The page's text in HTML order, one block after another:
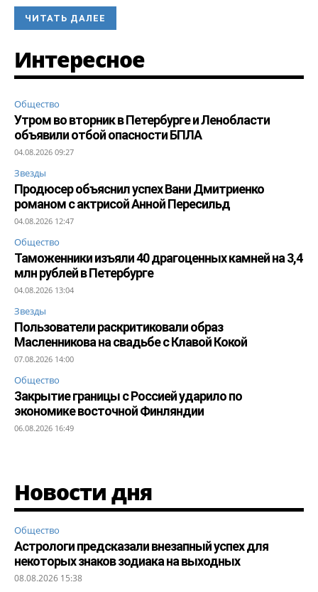
ЧИТАТЬ ДАЛЕЕ
Интересное
Общество
Утром во вторник в Петербурге и Ленобласти
объявили отбой опасности БПЛА
04.08.2026 09:27
Звезды
Продюсер объяснил успех Вани Дмитриенко
романом с актрисой Анной Пересильд
04.08.2026 12:47
Общество
Таможенники изъяли 40 драгоценных камней на 3,4
млн рублей в Петербурге
04.08.2026 13:04
Звезды
Пользователи раскритиковали образ
Масленникова на свадьбе с Клавой Кокой
07.08.2026 14:00
Общество
Закрытие границы с Россией ударило по
экономике восточной Финляндии
06.08.2026 16:49
Новости дня
Общество
Астрологи предсказали внезапный успех для
некоторых знаков зодиака на выходных
08.08.2026 15:38